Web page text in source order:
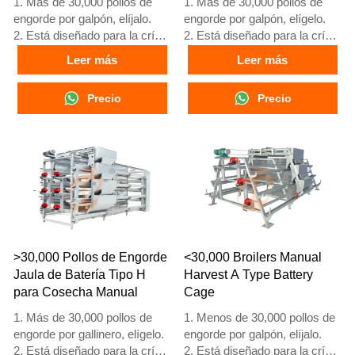
engorde por galpón, elíjalo.
2. Está diseñado para la cría
de pollos de engorde de 1 a
45 días de edad listos para el
mercado.
3. Su vida útil es de más de
20 años.
24 horas, el número de
What’sApp es
+8618830120193, +234
8111199996.
Leer más
Precio
engorde por galpón, elígelo.
2. Está diseñado para la cría
de pollos de engorde de 1 a
45 días de edad listos para el
mercado.
3. Su vida útil es de más de
20 años.
24 horas, el número de
What’sApp es
+8618830120193, +234
8111199996.
Leer más
Precio
>30,000 Pollos de Engorde
Jaula de Batería Tipo H
para Cosecha Manual
1. Más de 30,000 pollos de
engorde por gallinero, elígelo.
2. Está diseñado para la cría
<30,000 Broilers Manual
Harvest A Type Battery
Cage
1. Menos de 30,000 pollos de
engorde por galpón, elíjalo.
2. Está diseñado para la cría